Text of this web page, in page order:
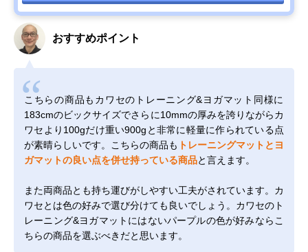
おすすめポイント
こちらの商品もカワセのトレーニング&ヨガマット同様に
183cmのビックサイズでさらに10mmの厚みを誇りながらカ
ワセより100gだけ重い900gと非常に軽量に作られている点
が素晴らしいです。こちらの商品も トレーニングマットとヨ
ガマットの良い点を併せ持っている商品と言えます。
また両商品とも持ち運びがしやすい工夫がされています。カ
ワセとは色の好みで選び分けても良いでしょう。カワセのト
レーニング&ヨガマットにはないパープルの色が好みならこ
ちらの商品を選ぶべきだと思います。